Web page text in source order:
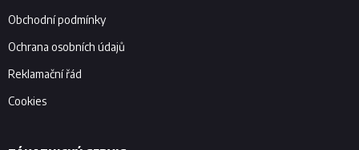
Obchodní podmínky
Ochrana osobních údajů
Reklamační řád
Cookies